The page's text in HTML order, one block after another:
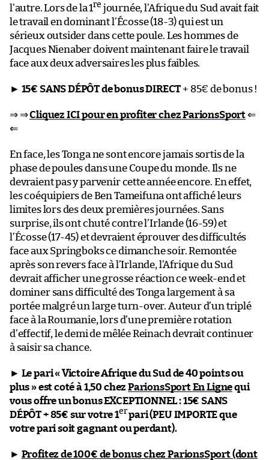
l’autre. Lors de la 1re journée, l’Afrique du Sud avait fait
le travail en dominant l’Écosse (18-3) qui est un
sérieux outsider dans cette poule. Les hommes de
Jacques Nienaber doivent maintenant faire le travail
face aux deux adversaires les plus faibles.
► 15€ SANS DÉPÔT de bonus DIRECT+ 85€ de bonus !
⇒ ⇒Cliquez ICI pour en profiter chez ParionsSport⇐
⇐
En face, les Tonga ne sont encore jamais sortis de la
phase de poules dans une Coupe du monde. Ils ne
devraient pas y parvenir cette année encore. En effet,
les coéquipiers de Ben Tameifuna ont affiché leurs
limites lors des deux premières journées. Sans
surprise, ils ont chuté contre l’Irlande (16-59) et
l’Écosse (17-45) et devraient éprouver des difficultés
face aux Springboks ce dimanche soir. Remontée
après son revers face à l’Irlande, l’Afrique du Sud
devrait afficher une grosse réaction ce week-end et
dominer sans difficulté des Tonga largement à sa
portée malgré un large turn-over. Auteur d’un triplé
face à la Roumanie, lors d’une première rotation
d’effectif, le demi de mêlée Reinach devrait continuer
à saisir sa chance.
► Le pari « Victoire Afrique du Sud de 40 points ou
plus » est coté à 1,50 chez ParionsSport En Lignequi
vous offre un bonus EXCEPTIONNEL : 15€ SANS
DÉPÔT + 85€ sur votre 1erpari (PEU IMPORTE que
votre pari soit gagnant ou perdant).
► Profitez de 100€ de bonus chez ParionsSport (dont